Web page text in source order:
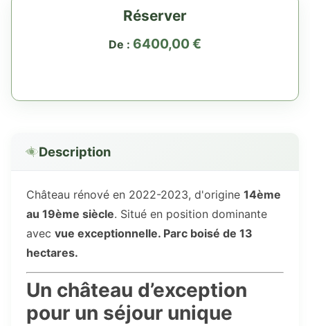
Réserver
De : 6400,00€
Description
Château rénové en 2022-2023, d'origine 14ème
au 19ème siècle. Situé en position dominante
avec vue exceptionnelle. Parc boisé de 13
hectares.
Un château d’exception
pour un séjour unique